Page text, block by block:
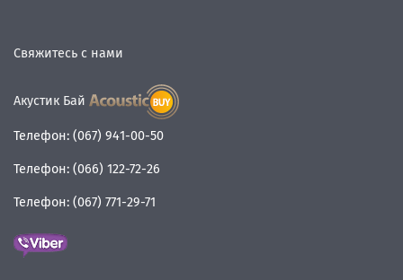
Свяжитесь с нами
Акустик Бай
Телефон: (067) 941-00-50
Телефон: (066) 122-72-26
Телефон: (067) 771-29-71